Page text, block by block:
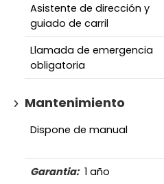
Asistente de dirección y
guiado de carril
Llamada de emergencia
obligatoria
Mantenimiento
Dispone de manual
Garantia: 1 año